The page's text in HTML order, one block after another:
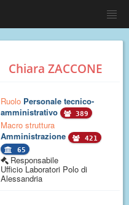
Chiara ZACCONE
Ruolo Personale tecnico-
amministrativo
389
Macro struttura
Amministrazione
421
65
Responsabile
Ufficio Laboratori Polo di
Alessandria